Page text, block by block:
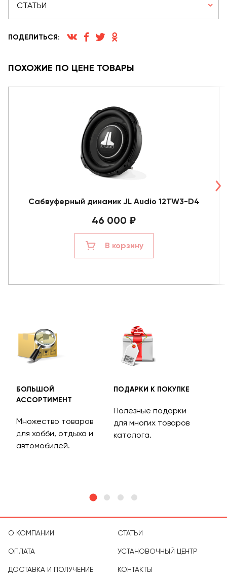
СТАТЬИ
ПОДЕЛИТЬСЯ:
ПОХОЖИЕ ПО ЦЕНЕ ТОВАРЫ
Сабвуферный динамик JL Audio 12TW3-D4
46 000 ₽
В корзину
БОЛЬШОЙ
АССОРТИМЕНТ
Множество товаров
для хобби, отдыха и
автомобилей.
ПОДАРКИ К ПОКУПКЕ
Полезные подарки
для многих товаров
каталога.
О КОМПАНИИ
ОПЛАТА
ДОСТАВКА И ПОЛУЧЕНИЕ
СТАТЬИ
УСТАНОВОЧНЫЙ ЦЕНТР
КОНТАКТЫ